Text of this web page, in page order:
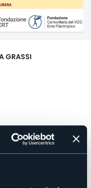
GRASSI
CINEMA PARADISO